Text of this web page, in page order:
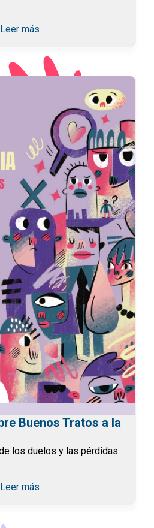
Leer más
Buenos Tratos a la
los duelos y las pérdidas
Leer más